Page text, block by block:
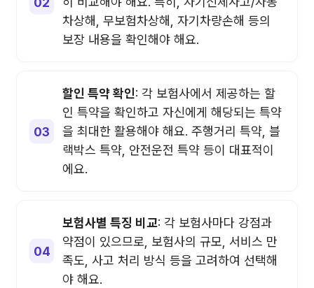
차상해, 무보험차상해, 자기차량손해 등의
보장 내용을 확인해야 해요.
할인 특약 확인: 각 보험사에서 제공하는 할
인 특약을 확인하고 자신에게 해당되는 특약
을 최대한 활용해야 해요. 주행거리 특약, 블
랙박스 특약, 안전운전 특약 등이 대표적이
에요.
보험사별 특징 비교: 각 보험사마다 강점과
약점이 있으므로, 보험사의 규모, 서비스 만
족도, 사고 처리 방식 등을 고려하여 선택해
야 해요.